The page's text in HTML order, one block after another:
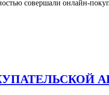
совершали онлайн-